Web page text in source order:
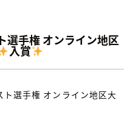
選手権 オンライン地区
入賞
選手権 オンライン地区大